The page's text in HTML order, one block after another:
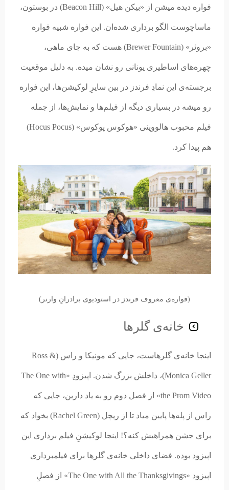
فواره دیده میشن از «بیکن هیل» (Beacon Hill) در بوستون،
ماساچوست الگو برداری شده‌ان. این فواره شبیه فواره
«بروئر» (Brewer Fountain) هست که به جای ماهی،
چهره‌های اساطیری یونانی رو نشان میده. به دلیل موقعیت
برجسته‌‌ی این نمادِ فرندز در بین سایرِ لوکیشن‌ها، این فواره
رو میشه در بسیاری دیگه از فیلم‌ها و نمایش‌ها، از جمله
فیلم محبوب هالووینی «هوکوس پوکوس» (Hocus Pocus)
هم پیدا کرد.
(فواره‌ی معروف فرندز در استودیو‌ی برادرانِ وارنر)
خانه‌ی گلرها
اینجا خانه‌ی گلرهاست، جایی که مونیکا و راس (Ross &
Monica Geller)، داخلش بزرگ شدن. اپیزودِ «The One with
the Prom Video» از فصل دوم رو به یاد دارین، جایی که
راس از پله‌ها پایین میاد تا از ریچل (Rachel Green) بخواد که
برای جشن همراهیش کنه؟! اینجا لوکیشنِ فیلم برداری این
اپیزود بوده. فضای داخلی خانه‌ی گلرها برای فیلمبرداری
اپیزود «The One with All the Thanksgivings» از فصلِ